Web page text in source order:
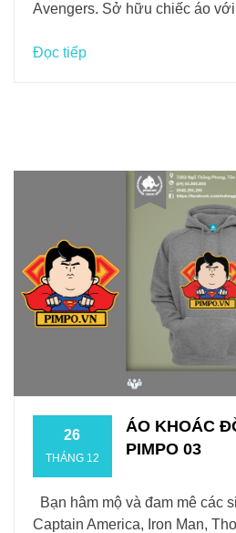
Avengers. Sở hữu chiếc áo
Đọc tiếp
26
THÁNG 12
ÁO KHOÁC
PIMPO 03
Bạn hâm mộ và đam mê các
Captain America, Iron Man,